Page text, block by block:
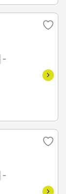
－
－